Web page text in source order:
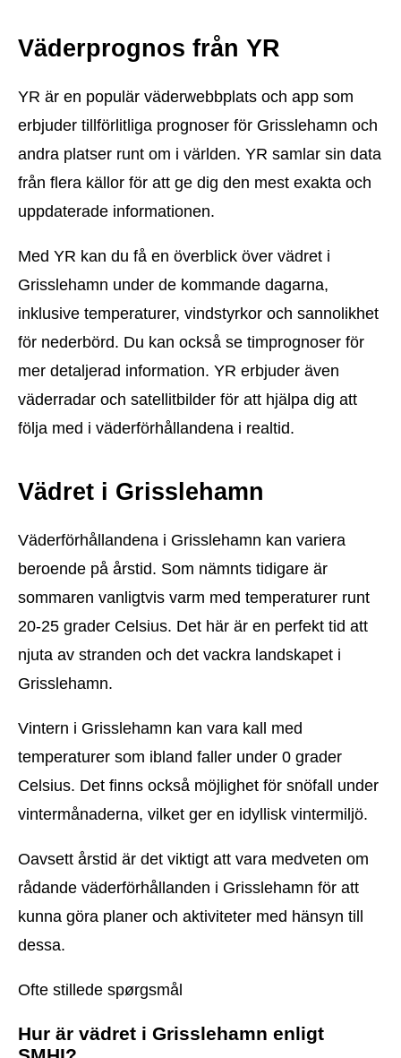
Väderprognos från YR
YR är en populär väderwebbplats och app som
erbjuder tillförlitliga prognoser för Grisslehamn och
andra platser runt om i världen. YR samlar sin data
från flera källor för att ge dig den mest exakta och
uppdaterade informationen.
Med YR kan du få en överblick över vädret i
Grisslehamn under de kommande dagarna,
inklusive temperaturer, vindstyrkor och sannolikhet
för nederbörd. Du kan också se timprognoser för
mer detaljerad information. YR erbjuder även
väderradar och satellitbilder för att hjälpa dig att
följa med i väderförhållandena i realtid.
Vädret i Grisslehamn
Väderförhållandena i Grisslehamn kan variera
beroende på årstid. Som nämnts tidigare är
sommaren vanligtvis varm med temperaturer runt
20-25 grader Celsius. Det här är en perfekt tid att
njuta av stranden och det vackra landskapet i
Grisslehamn.
Vintern i Grisslehamn kan vara kall med
temperaturer som ibland faller under 0 grader
Celsius. Det finns också möjlighet för snöfall under
vintermånaderna, vilket ger en idyllisk vintermiljö.
Oavsett årstid är det viktigt att vara medveten om
rådande väderförhållanden i Grisslehamn för att
kunna göra planer och aktiviteter med hänsyn till
dessa.
Ofte stillede spørgsmål
Hur är vädret i Grisslehamn enligt